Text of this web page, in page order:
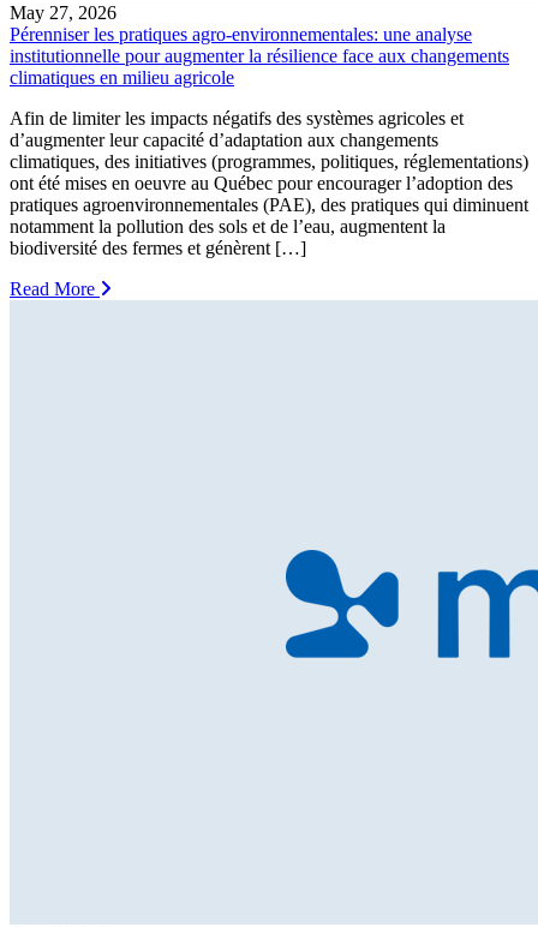
May 27, 2026
Pérenniser les pratiques agro-environnementales: une analyse
institutionnelle pour augmenter la résilience face aux changements
climatiques en milieu agricole
Afin de limiter les impacts négatifs des systèmes agricoles et
d’augmenter leur capacité d’adaptation aux changements
climatiques, des initiatives (programmes, politiques, réglementations)
ont été mises en oeuvre au Québec pour encourager l’adoption des
pratiques agroenvironnementales (PAE), des pratiques qui diminuent
notamment la pollution des sols et de l’eau, augmentent la
biodiversité des fermes et génèrent […]
Read More